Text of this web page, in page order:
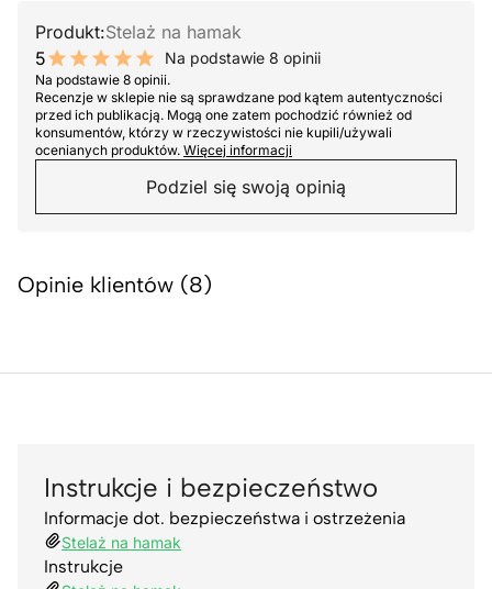
Produkt:Stelaż na hamak
5
10 out of 10 stars
Na podstawie 8 opinii
Na podstawie 8 opinii.
Recenzje w sklepie nie są sprawdzane pod kątem autentyczności
przed ich publikacją. Mogą one zatem pochodzić również od
konsumentów, którzy w rzeczywistości nie kupili/używali
ocenianych produktów. Więcej informacji
Podziel się swoją opinią
Opinie klientów (8)
Instrukcje i bezpieczeństwo
Informacje dot. bezpieczeństwa i ostrzeżenia
Stelaż na hamak
Instrukcje